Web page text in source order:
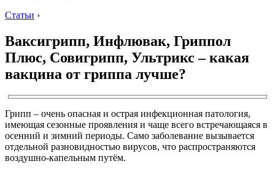
Статьи ›
Ваксигрипп, Инфлювак, Гриппол
Плюс, Совигрипп, Ультрикс – какая
вакцина от гриппа лучше?
Грипп – очень опасная и острая инфекционная патология,
имеющая сезонные проявления и чаще всего встречающаяся в
осенний и зимний периоды. Само заболевание вызывается
отдельной разновидностью вирусов, что распространяются
воздушно-капельным путём.